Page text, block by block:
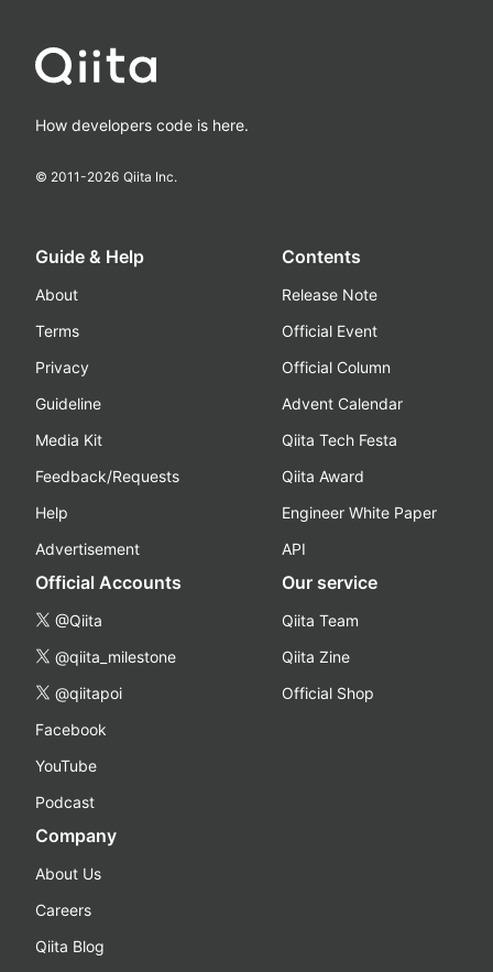
How developers code is here.
© 2011-2026 Qiita Inc.
Guide & Help
About
Terms
Privacy
Guideline
Media Kit
Feedback/Requests
Help
Advertisement
Contents
Release Note
Official Event
Official Column
Advent Calendar
Qiita Tech Festa
Qiita Award
Engineer White Paper
API
Official Accounts
@Qiita
@qiita_milestone
@qiitapoi
Facebook
YouTube
Podcast
Our service
Qiita Team
Qiita Zine
Official Shop
Company
About Us
Careers
Qiita Blog